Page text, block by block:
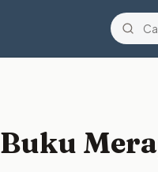
Buku